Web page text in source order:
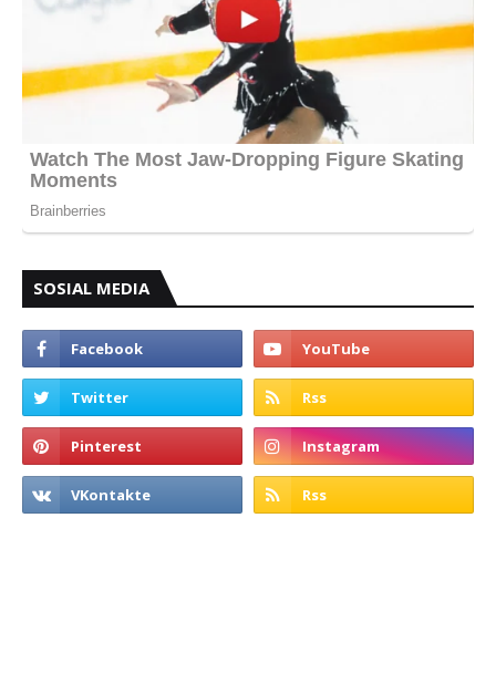
SOSIAL MEDIA